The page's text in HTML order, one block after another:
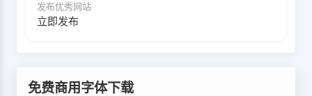
发布优秀网站
立即发布
免费商用字体下载